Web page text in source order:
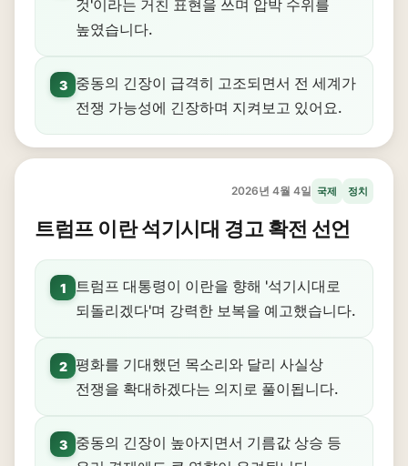
것'이라는 거친 표현을 쓰며 압박 수위를
높였습니다.
3
중동의 긴장이 급격히 고조되면서 전 세계가
전쟁 가능성에 긴장하며 지켜보고 있어요.
2026년 4월 4일 국제 정치
트럼프 이란 석기시대 경고 확전 선언
1
트럼프 대통령이 이란을 향해 '석기시대로
되돌리겠다'며 강력한 보복을 예고했습니다.
2 평화를 기대했던 목소리와 달리 사실상
전쟁을 확대하겠다는 의지로 풀이됩니다.
3
중동의 긴장이 높아지면서 기름값 상승 등